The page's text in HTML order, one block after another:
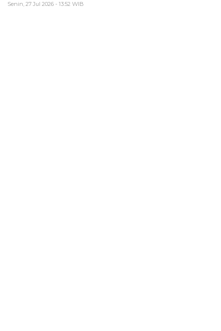
Senin, 27 Jul 2026 - 13:52 WIB